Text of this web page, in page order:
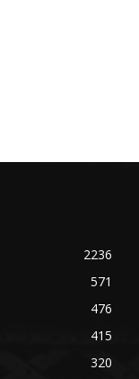
2236
571
476
415
320